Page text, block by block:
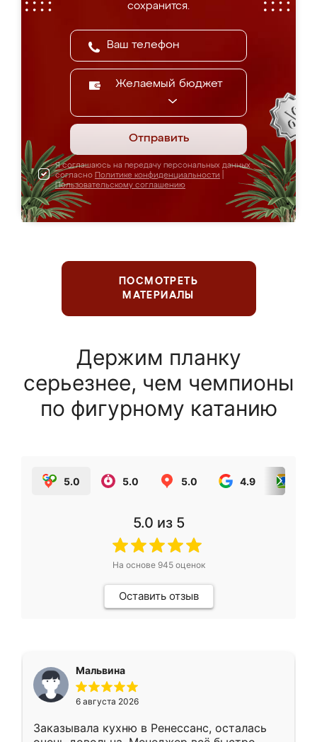
сохранится.
Желаемый бюджет
Отправить
Я соглашаюсь на передачу персональных данных
согласно Политике конфиденциальности
Пользовательскому соглашению
ПОСМОТРЕТЬ
МАТЕРИАЛЫ
Держим планку
серьезнее, чем чемпионы
по фигурному катанию
5.0 5.0 5.0 4.9
5.0 из 5
На основе 945оценок
Оставить отзыв
Мальвина
6 августа 2026
Заказывала кухню в Ренессанс, осталась